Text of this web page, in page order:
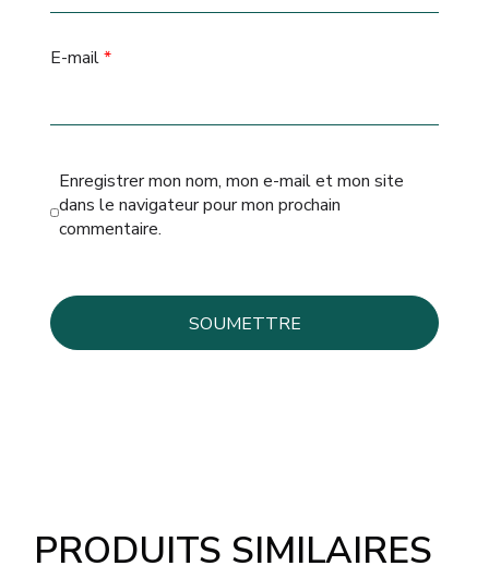
E-mail*
Enregistrer mon nom, mon e-mail et mon site
dans le navigateur pour mon prochain
commentaire.
PRODUITS SIMILAIRES